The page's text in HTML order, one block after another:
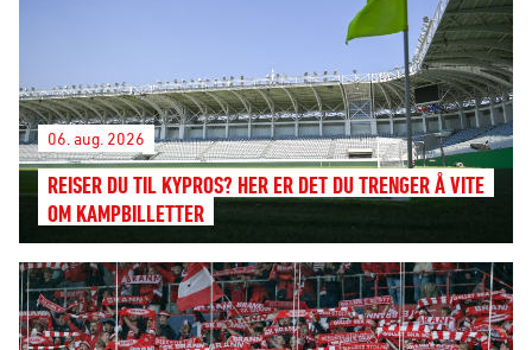
06. aug. 2026
REISER DU TIL KYPROS? HER ER DET DU TRENGER Å VITE
OM KAMPBILLETTER